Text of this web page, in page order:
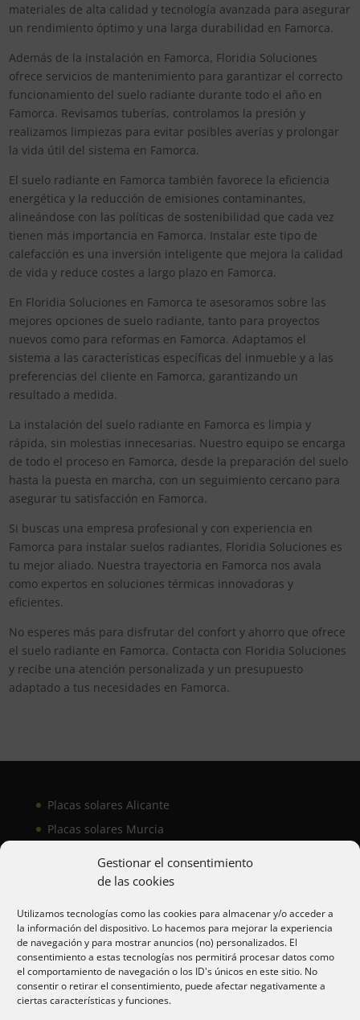
Gestionar el consentimiento
de las cookies
Utilizamos tecnologías como las cookies para almacenar y/o acceder a
la información del dispositivo. Lo hacemos para mejorar la experiencia
de navegación y para mostrar anuncios (no) personalizados. El
consentimiento a estas tecnologías nos permitirá procesar datos como
el comportamiento de navegación o los ID's únicos en este sitio. No
consentir o retirar el consentimiento, puede afectar negativamente a
ciertas características y funciones.
materiales de alta calidad y tecnología avanzada para asegurar
un rendimiento óptimo y una larga durabilidad en Famorca.
Además de la instalación en Famorca, Floridia Soluciones
ofrece servicios de mantenimiento para garantizar el correcto
funcionamiento del suelo radiante durante todo el año en
Famorca. Revisamos tuberías, controlamos la presión y
realizamos limpiezas para evitar posibles averías y prolongar
la vida útil del sistema en Famorca.
El suelo radiante en Famorca también favorece la eficiencia
energética y la reducción de emisiones contaminantes,
alineándose con las políticas de sostenibilidad que cada vez
tienen más importancia en Famorca. Instalar este tipo de
calefacción es una inversión inteligente que mejora la calidad
de vida y reduce costes a largo plazo en Famorca.
En Floridia Soluciones en Famorca te asesoramos sobre las
mejores opciones de suelo radiante, tanto para proyectos
nuevos como para reformas en Famorca. Adaptamos el
sistema a las características específicas del inmueble y a las
preferencias del cliente en Famorca, garantizando un
resultado a medida.
La instalación del suelo radiante en Famorca es limpia y
rápida, sin molestias innecesarias. Nuestro equipo se encarga
de todo el proceso en Famorca, desde la preparación del suelo
hasta la puesta en marcha, con un seguimiento cercano para
asegurar tu satisfacción en Famorca.
Si buscas una empresa profesional y con experiencia en
Famorca para instalar suelos radiantes, Floridia Soluciones es
tu mejor aliado. Nuestra trayectoria en Famorca nos avala
como expertos en soluciones térmicas innovadoras y
eficientes.
No esperes más para disfrutar del confort y ahorro que ofrece
el suelo radiante en Famorca. Contacta con Floridia Soluciones
y recibe una atención personalizada y un presupuesto
adaptado a tus necesidades en Famorca.
Placas solares Alicante
Placas solares Murcia
Aire acondicionado Alicante
Aire acondicionador Murcia
Aire acondicionado San Juan